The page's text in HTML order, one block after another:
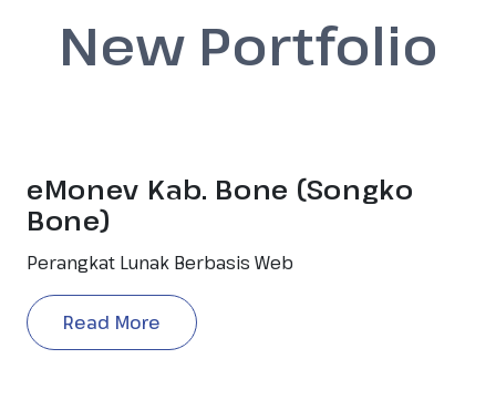
New Portfolio
eMonev Kab. Bone (Songko
Bone)
Perangkat Lunak Berbasis Web
Read More